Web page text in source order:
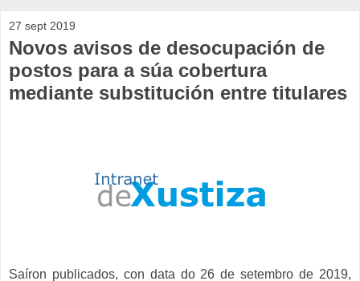
27 sept 2019
Novos avisos de desocupación de
postos para a súa cobertura
mediante substitución entre titulares
Saíron publicados, con data do 26 de setembro de 2019,